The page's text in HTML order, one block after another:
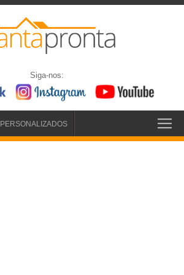
Siga-nos:
PERSONALIZADOS